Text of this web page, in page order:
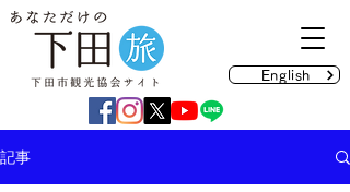
English
記事